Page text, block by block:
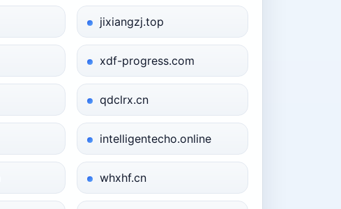
jixiangzj.top
xdf-progress.com
qdclrx.cn
intelligentecho.online
whxhf.cn